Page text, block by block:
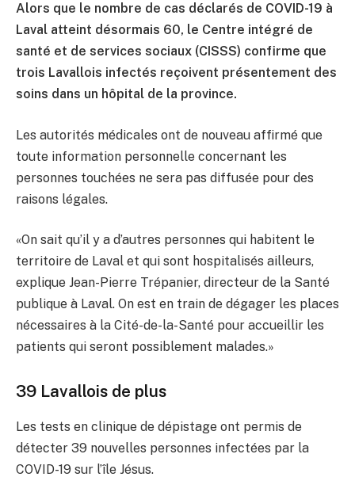
Alors que le nombre de cas déclarés de COVID-19 à
Laval atteint désormais 60, le Centre intégré de
santé et de services sociaux (CISSS) confirme que
trois Lavallois infectés reçoivent présentement des
soins dans un hôpital de la province.
Les autorités médicales ont de nouveau affirmé que
toute information personnelle concernant les
personnes touchées ne sera pas diffusée pour des
raisons légales.
«On sait qu’il y a d’autres personnes qui habitent le
territoire de Laval et qui sont hospitalisés ailleurs,
explique Jean-Pierre Trépanier, directeur de la Santé
publique à Laval. On est en train de dégager les places
nécessaires à la Cité-de-la-Santé pour accueillir les
patients qui seront possiblement malades.»
39 Lavallois de plus
Les tests en clinique de dépistage ont permis de
détecter 39 nouvelles personnes infectées par la
COVID-19 sur l’île Jésus.